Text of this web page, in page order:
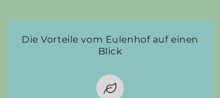
Die Vorteile vom Eulenhof auf einen
Blick